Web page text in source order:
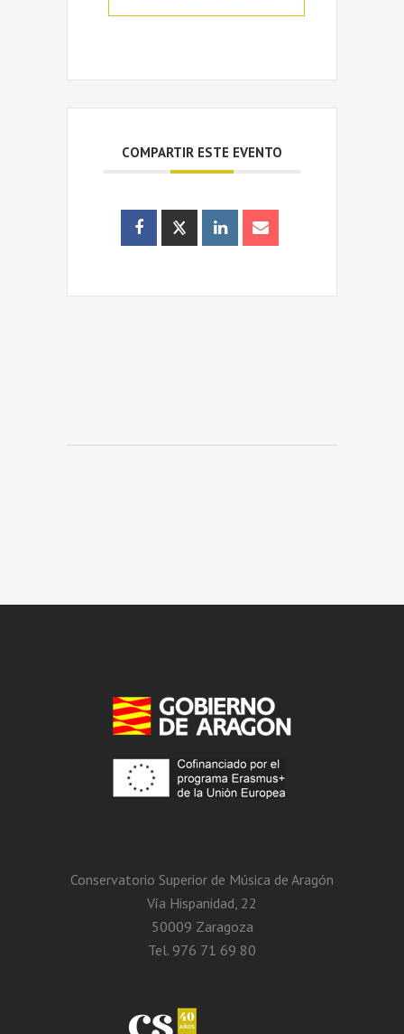
COMPARTIR ESTE EVENTO
Conservatorio Superior de Música de Aragón
Vía Hispanidad, 22
50009 Zaragoza
Tel. 976 71 69 80